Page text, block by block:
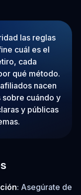
las reglas
cuál es el
cada
qué método.
nacen
cuándo y
y públicas
: Asegúrate de